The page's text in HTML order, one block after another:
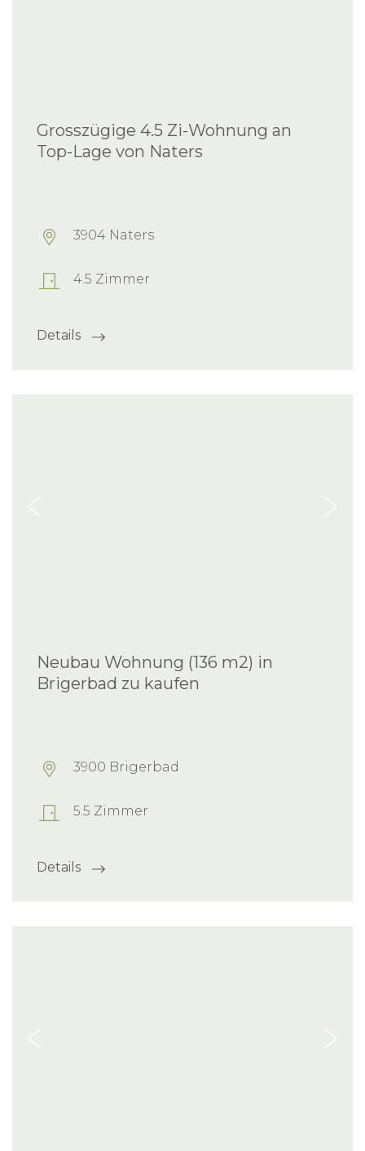
Grosszügige 4.5 Zi-Wohnung an
Top-Lage von Naters
3904 Naters
4.5 Zimmer
Details
Neubau Wohnung (136 m2) in
Brigerbad zu kaufen
3900 Brigerbad
5.5 Zimmer
Details